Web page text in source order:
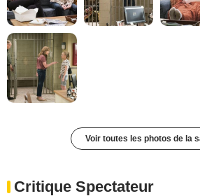
Voir toutes les photos de la
Critique Spectateur